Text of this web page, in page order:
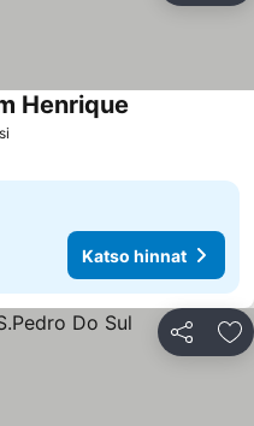
Henrique
Katso hinnat
Jaa